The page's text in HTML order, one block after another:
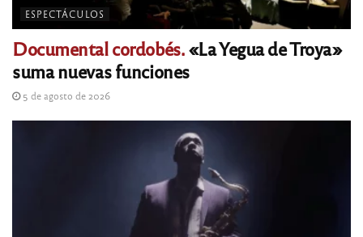
ESPECTÁCULOS
Documental cordobés.«La Yegua de Troya»
suma nuevas funciones
5 de agosto de 2026